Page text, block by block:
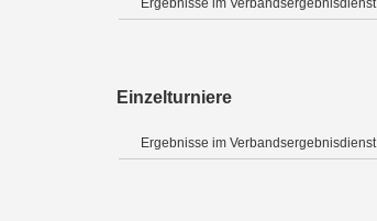
Einzelturniere
Ergebnisse im Verbandsergebnisdienst